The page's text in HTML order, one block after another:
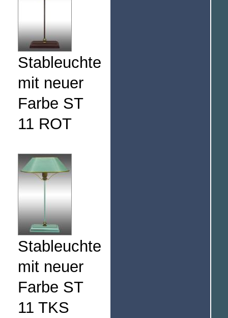
Stableuchte
mit neuer
Farbe ST
11 ROT
Stableuchte
mit neuer
Farbe ST
11 TKS